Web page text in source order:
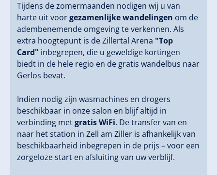
Tijdens de zomermaanden nodigen wij u van
harte uit voorgezamenlijke wandelingen om de
adembenemende omgeving te verkennen. Als
extra hoogtepunt is de Zillertal Arena "Top
Card" inbegrepen, die u geweldige kortingen
biedt in de hele regio en de gratis wandelbus naar
Gerlos bevat.
Indien nodig zijn wasmachines en drogers
beschikbaar in onze salon en blijf altijd in
verbinding metgratis WiFi. De transfer van en
naar het station in Zell am Ziller is afhankelijk van
beschikbaarheid inbegrepen in de prijs – voor een
zorgeloze start en afsluiting van uw verblijf.